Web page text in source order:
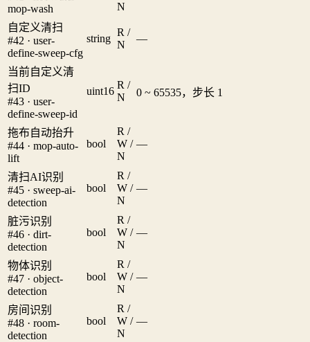
mop-wash
N
自定义清扫
#42 · user-
define-sweep-cfg
string
R /
N
—
当前自定义清
扫ID
#43 · user-
define-sweep-id
uint16
R /
N
0 ~ 65535，步长 1
拖布自动抬升
#44 · mop-auto-
lift
bool
R /
W /
N
—
清扫AI识别
#45 · sweep-ai-
detection
bool
R /
W /
N
—
脏污识别
#46 · dirt-
detection
bool
R /
W /
N
—
物体识别
#47 · object-
detection
bool
R /
W /
N
—
房间识别
#48 · room-
detection
bool
R /
W /
N
—